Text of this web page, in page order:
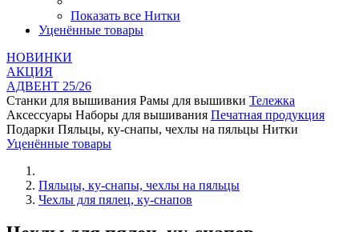
Показать все Нитки
Уценённые товары
НОВИНКИ
AКЦИЯ
АДВЕНТ 25/26
Станки для вышивания Рамы для вышивки Тележка
Аксессуары Наборы для вышивания Печатная продукция
Подарки Пяльцы, ку-снапы, чехлы на пяльцы Нитки
Уценённые товары
Пяльцы, ку-снапы, чехлы на пяльцы
Чехлы для пялец, ку-снапов